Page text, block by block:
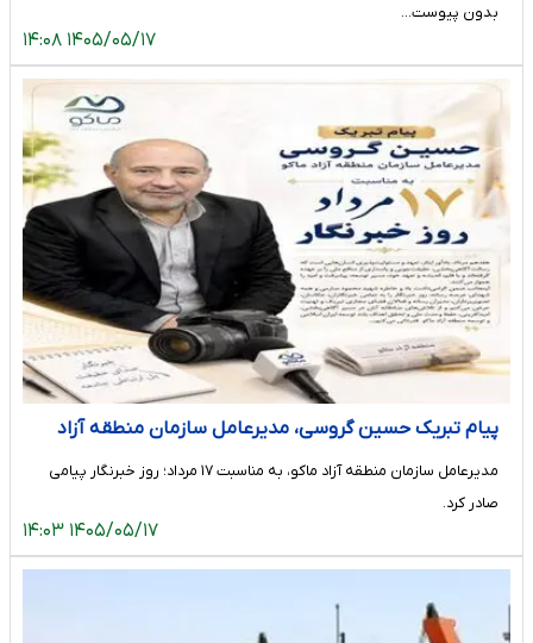
بدون پیوست…
۱۴۰۵/۰۵/۱۷ ۱۴:۰۸
پیام تبریک حسین گروسی، مدیرعامل سازمان منطقه آزاد
مدیرعامل سازمان منطقه آزاد ماکو، به مناسبت ۱۷ مرداد؛ روز خبرنگار پیامی
صادر کرد.
۱۴۰۵/۰۵/۱۷ ۱۴:۰۳